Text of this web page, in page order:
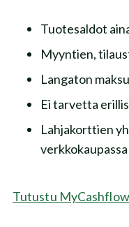
Tuotesaldot
Myyntien,
Langaton
Ei tarvetta
Lahjakorttien
verkkokaupassa
Tutustu